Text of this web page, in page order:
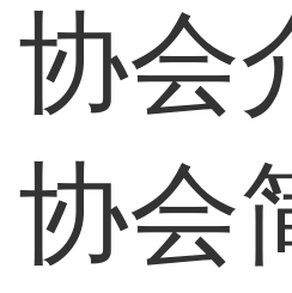
协会
协会